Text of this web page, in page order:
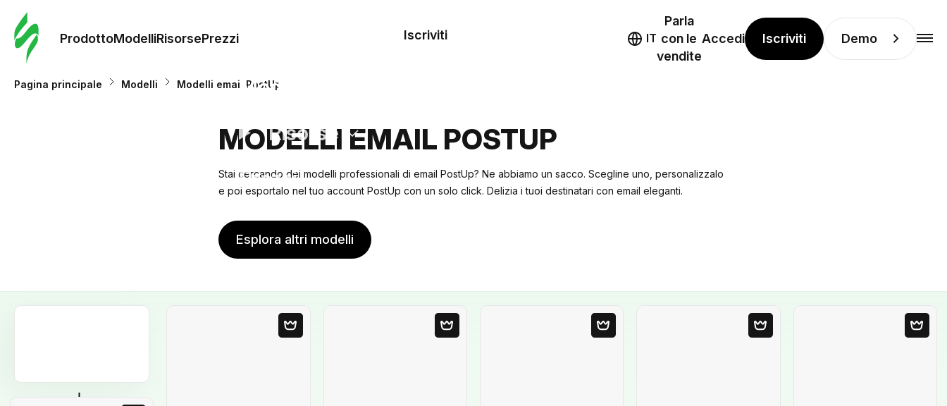
ProdottoModelliRisorsePrezzi
Modelli
Risorse
Prezzi
Iscriviti IT
Parla
con le
vendite
Accedi Iscriviti Demo
Pagina principale Modelli Modelli email PostUp
MODELLI EMAIL POSTUP
Stai cercando dei modelli professionali di email PostUp? Ne abbiamo un sacco. Scegline uno, personalizzalo
e poi esportalo nel tuo account PostUp con un solo click. Delizia i tuoi destinatari con email eleganti.
Esplora altri modelli